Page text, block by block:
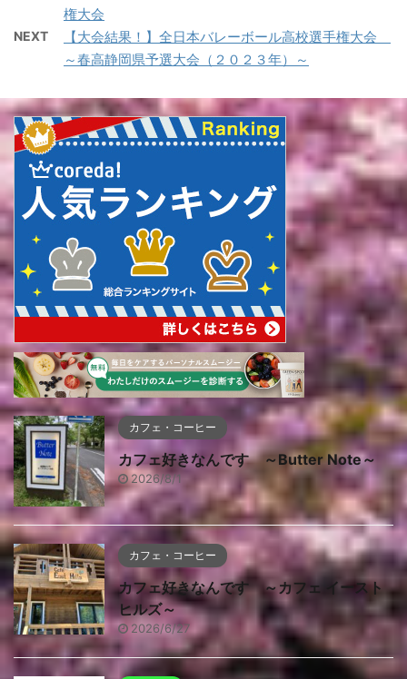
権大会
NEXT
【大会結果！】全日本バレーボール高校選手権大会
～春高静岡県予選大会（２０２３年）～
カフェ・コーヒー
カフェ好きなんです ～Butter Note～
2026/8/1
カフェ・コーヒー
カフェ好きなんです ～カフェ イースト
ヒルズ～
2026/6/27